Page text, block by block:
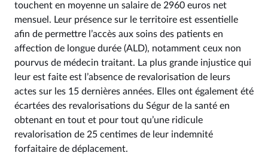
touchent en moyenne un salaire de 2960 euros net
mensuel. Leur présence sur le territoire est essentielle
afin de permettre l’accès aux soins des patients en
affection de longue durée (ALD), notamment ceux non
pourvus de médecin traitant. La plus grande injustice qui
leur est faite est l’absence de revalorisation de leurs
actes sur les 15 dernières années. Elles ont également été
écartées des revalorisations du Ségur de la santé en
obtenant en tout et pour tout qu’une ridicule
revalorisation de 25 centimes de leur indemnité
forfaitaire de déplacement.